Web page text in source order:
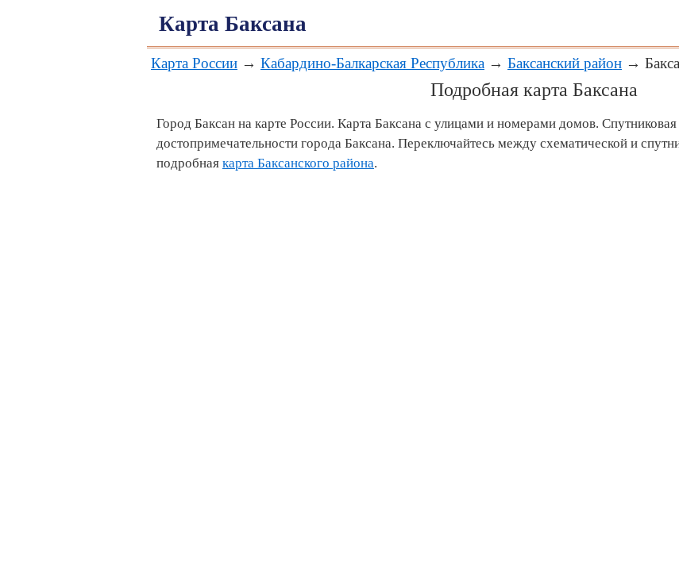
Карта Баксана
Карта России → Кабардино-Балкарская Республика → Баксанский район →
Подробная карта Баксана
Город Баксан на карте России. Карта Баксана с улицами и номерами домов. Спутниковая
достопримечательности города Баксана. Переключайтесь между схематической и
подробная карта Баксанского района.